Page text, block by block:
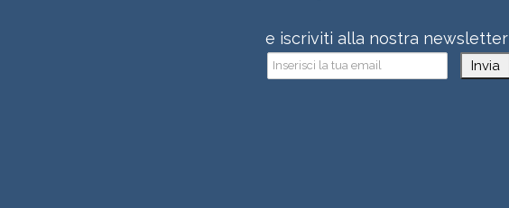
e iscriviti alla nostra newsletter
Invia